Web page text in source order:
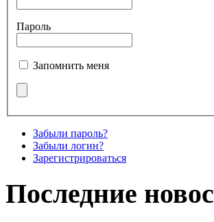
Пароль
Запомнить меня
Забыли пароль?
Забыли логин?
Зарегистрироваться
Последние